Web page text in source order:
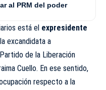
al PRM del poder
está el expresidente
excandidata a
de la Liberación
Cuello. En ese sentido,
respecto a la